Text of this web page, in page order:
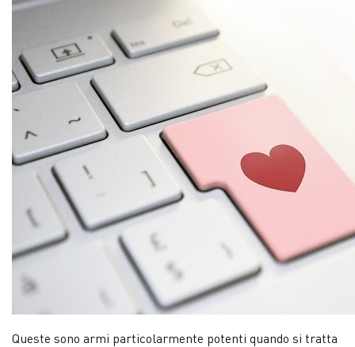
Queste sono armi particolarmente potenti quando si tratta